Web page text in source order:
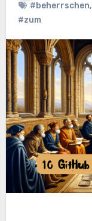
#beherrschen,
#zum